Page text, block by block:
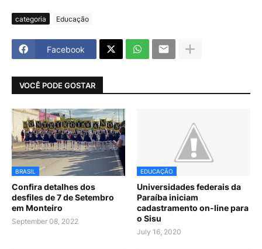
categoria Educação
Facebook
VOCÊ PODE GOSTAR
BRASIL
Confira detalhes dos
desfiles de 7 de Setembro
em Monteiro
September 08, 2022
EDUCAÇÃO
Universidades federais da
Paraíba iniciam
cadastramento on-line para
o Sisu
July 16, 2020